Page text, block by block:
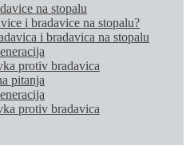
na stopalu
i bradavice na stopalu?
i bradavica na stopalu
protiv bradavica
pitanja
protiv bradavica